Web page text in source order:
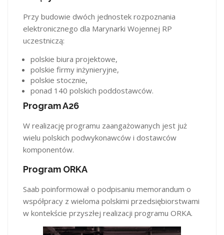
Przy budowie dwóch jednostek rozpoznania
elektronicznego dla Marynarki Wojennej RP
uczestniczą:
polskie biura projektowe,
polskie firmy inżynieryjne,
polskie stocznie,
ponad 140 polskich poddostawców.
Program A26
W realizację programu zaangażowanych jest już
wielu polskich podwykonawców i dostawców
komponentów.
Program ORKA
Saab poinformował o podpisaniu memorandum o
współpracy z wieloma polskimi przedsiębiorstwami
w kontekście przyszłej realizacji programu ORKA.